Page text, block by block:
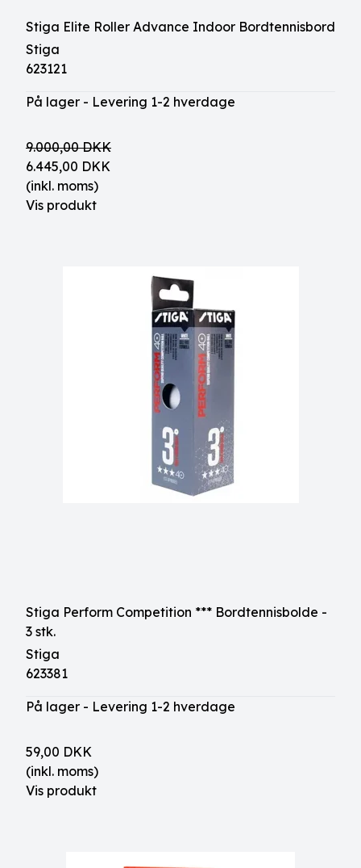
Stiga Elite Roller Advance Indoor Bordtennisbord
Stiga
623121
På lager - Levering 1-2 hverdage
9.000,00 DKK
6.445,00 DKK
(inkl. moms)
Vis produkt
Stiga Perform Competition *** Bordtennisbolde -
3 stk.
Stiga
623381
På lager - Levering 1-2 hverdage
59,00 DKK
(inkl. moms)
Vis produkt